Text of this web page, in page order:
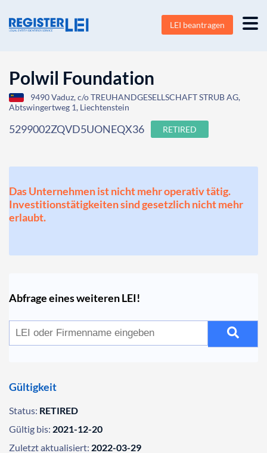
LEI beantragen
Polwil Foundation
9490 Vaduz, c/o TREUHANDGESELLSCHAFT STRUB AG,
Abtswingertweg 1, Liechtenstein
5299002ZQVD5UONEQX36 RETIRED
Das Unternehmen ist nicht mehr operativ tätig.
Investitionstätigkeiten sind gesetzlich nicht mehr
erlaubt.
Abfrage eines weiteren LEI!
Gültigkeit
Status: RETIRED
Gültig bis: 2021-12-20
Zuletzt aktualisiert: 2022-03-29